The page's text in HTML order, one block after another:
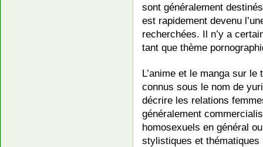
sont généralement
est rapidement devenu
recherchées. Il n’y a
tant que thème
L’anime et le manga sur
connus sous le nom de
décrire les relations
généralement
homosexuels en général
stylistiques et